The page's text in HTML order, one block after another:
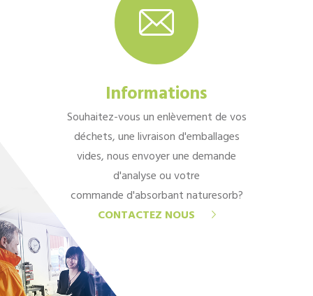
Informations
Souhaitez-vous un enlèvement de vos
déchets, une livraison d'emballages
vides, nous envoyer une demande
d'analyse ou votre
commande d'absorbant naturesorb?
CONTACTEZ NOUS